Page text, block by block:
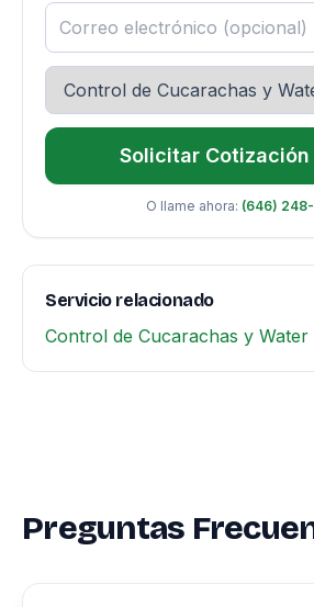
Solicitar Cotización
O llame ahora: (646)
Servicio relacionado
Control de Cucarachas y
Preguntas